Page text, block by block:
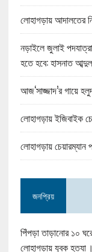
লোহাগড়ায় আদালতের
নড়াইলে জুলাই
হতে হবে: হাসনাত
আজ‘সাজ্জাদ’র গায়ে
লোহাগড়ায় ইজিবাইক
লোহাগড়ায় চেয়ারম্যান
জনপ্রিয়
পিঁপড়া তাড়ানোর ১০
লোহাগড়ায় যুবক হত্যা